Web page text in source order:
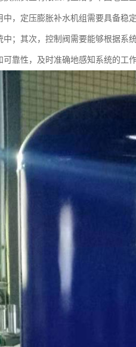
中，定压膨胀补水机组需要具备稳
中；其次，控制阀需要能够根据系
可靠性，及时准确地感知系统的工